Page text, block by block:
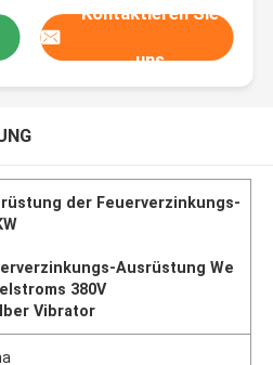
Kontaktieren Sie
uns
der Feuerverzinkungs-
Ausrüstung We
380V
Vibrator